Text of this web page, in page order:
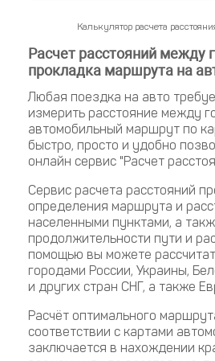
Калькулятор расчета
Расчет расстояний между
прокладка маршрута на
Любая поездка на авто
измерить расстояние между
автомобильный маршрут по
быстро, просто и удобно
онлайн сервис "Расчет
Сервис расчета расстояний
определения маршрута и
населенными пунктами, а
продолжительности пути и
помощью вы можете
городами России, Украины,
и других стран СНГ, а также
Расчёт оптимального
соответствии с картами
заключается в нахождении